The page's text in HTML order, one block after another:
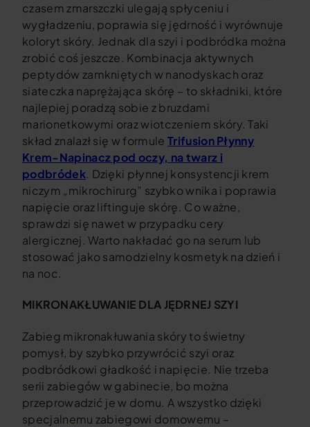
czasem zmarszczki ulegają spłyceniu i
wygładzeniu, poprawia się jędrność i wyrównuje
koloryt skóry. Jednak dla szyi i podbródka można
zrobić coś jeszcze. Kombinacja aktywnych
peptydów zamkniętych w nanodyskach oraz
siateczka naprężająca skórę – to składniki, które
najlepiej poradzą sobie z bruzdami
marionetkowymi oraz wiotczeniem skóry. Taki
skład znalazł się w formule Trifusion Płynny
Krem-Napinacz pod oczy, na twarz i
podbródek. Dzięki płynnej konsystencji krem
niczym „mikrochirurg” szybko wnika i poprawia
napięcie oraz liftinguje skórę. Co ważne,
sprawdzi się nawet w przypadku cery
alergicznej. Warto nakładać go na serum lub
stosować jako samodzielny kosmetyk na dzień i
na noc.
MIKRONAKŁUWANIE DLA JĘDRNEJ SZYI
Zabieg mikronakłuwania skóry to świetny
pomysł, by szybko przywrócić szyi oraz
podbródkowi gładkość i napięcie. Nie trzeba
serii zabiegów w gabinecie, bo można
przeprowadzić je w domu. A wszystko dzięki
specjalnemu zabiegowi domowemu –